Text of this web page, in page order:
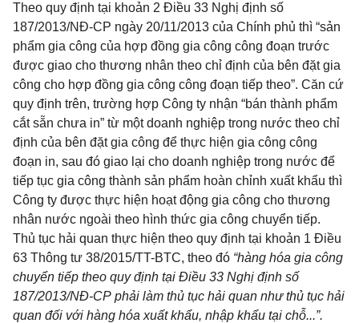
Theo quy định tại khoản 2 Điều 33 Nghị định số
187/2013/NĐ-CP ngày 20/11/2013 của Chính phủ thì “sản
phẩm gia công của hợp đồng gia công công đoạn trước
được giao cho thương nhân theo chỉ định của bên đặt gia
công cho hợp đồng gia công công đoạn tiếp theo”. Căn cứ
quy định trên, trường hợp Công ty nhận “bán thành phẩm
cắt sẵn chưa in” từ một doanh nghiệp trong nước theo chỉ
định của bên đặt gia công để thực hiện gia công công
đoạn in, sau đó giao lại cho doanh nghiệp trong nước để
tiếp tục gia công thành sản phẩm hoàn chỉnh xuất khẩu thì
Công ty được thực hiện hoạt động gia công cho thương
nhân nước ngoài theo hình thức gia công chuyển tiếp.
Thủ tục hải quan thực hiện theo quy định tại khoản 1 Điều
63 Thông tư 38/2015/TT-BTC, theo đó “hàng hóa gia công
chuyển tiếp theo quy định tại Điều 33 Nghị định số
187/2013/NĐ-CP phải làm thủ tục hải quan như thủ tục hải
quan đối với hàng hóa xuất khẩu, nhập khẩu tại chỗ...”.